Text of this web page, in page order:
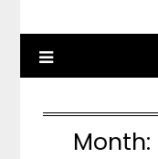
Month: